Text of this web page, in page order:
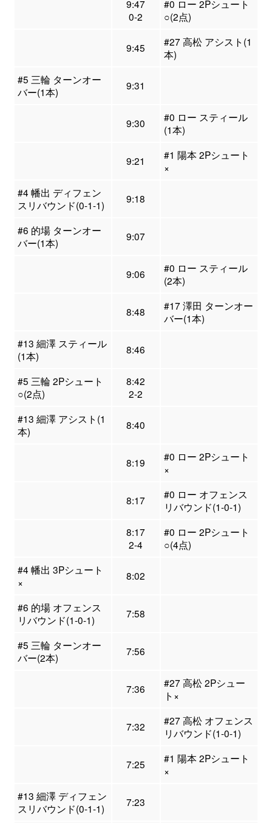
9:47
0-2
#0 ロー 2Pシュート
○(2点)
9:45
#27 高松 アシスト(1
本)
#5 三輪 ターンオー
バー(1本)
9:31
9:30
#0 ロー スティール
(1本)
9:21
#1 陽本 2Pシュート
×
#4 幡出 ディフェン
スリバウンド(0-1-1)
9:18
#6 的場 ターンオー
バー(1本)
9:07
9:06
#0 ロー スティール
(2本)
8:48
#17 澤田 ターンオー
バー(1本)
#13 細澤 スティール
(1本)
8:46
#5 三輪 2Pシュート
○(2点)
8:42
2-2
#13 細澤 アシスト(1
本)
8:40
8:19
#0 ロー 2Pシュート
×
8:17
#0 ロー オフェンス
リバウンド(1-0-1)
8:17
2-4
#0 ロー 2Pシュート
○(4点)
#4 幡出 3Pシュート
×
8:02
#6 的場 オフェンス
リバウンド(1-0-1)
7:58
#5 三輪 ターンオー
バー(2本)
7:56
7:36
#27 高松 2Pシュー
ト×
7:32
#27 高松 オフェンス
リバウンド(1-0-1)
7:25
#1 陽本 2Pシュート
×
#13 細澤 ディフェン
スリバウンド(0-1-1)
7:23